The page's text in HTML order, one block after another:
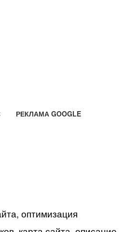
РЕКЛАМА GOOGLE
оптимизация